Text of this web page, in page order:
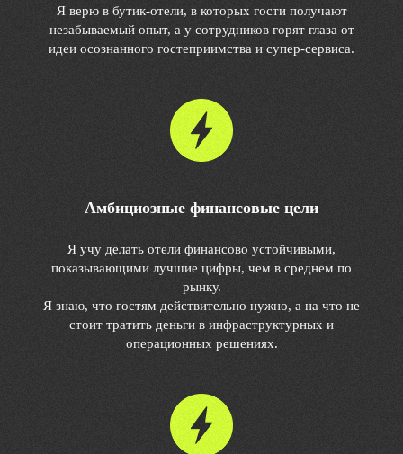
Я верю в бутик-отели, в которых гости получают
незабываемый опыт, а у сотрудников горят глаза от
идеи осознанного гостеприимства и супер-сервиса.
Амбициозные финансовые цели
Я учу делать отели финансово устойчивыми,
показывающими лучшие цифры, чем в среднем по
рынку.
Я знаю, что гостям действительно нужно, а на что не
стоит тратить деньги в инфраструктурных и
операционных решениях.